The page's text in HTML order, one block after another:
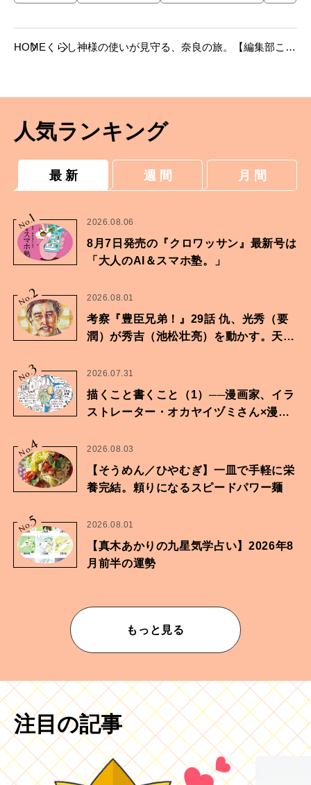
HOME くらし神様の使いが見守る、奈良の旅。【編集部こぼ
人気ランキング
最 新 週 間 月 間
No.
1 2026.08.06
8月7日発売の『クロワッサン』最新号は
「大人のAI＆スマホ塾。」
No.2 2026.08.01
考察『豊臣兄弟！』29話 仇、光秀（要
潤）が秀吉（池松壮亮）を動かす。天下
No.
3 2026.07.31
描くこと書くこと（1）──漫画家、イラ
ストレーター・オカヤイヅミさん×漫画
No.
4 2026.08.03
【そうめん／ひやむぎ】一皿で手軽に栄
養完結。頼りになるスピードパワー麺
No.
5 2026.08.01
【真木あかりの九星気学占い】2026年8
月前半の運勢
もっと見る
注目の記事